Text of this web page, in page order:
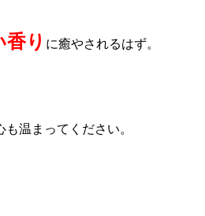
香り に癒やされるはず。
温まってください。